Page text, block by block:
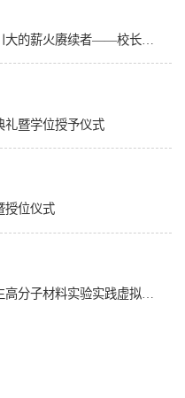
礼暨学位授予仪式
授位仪式